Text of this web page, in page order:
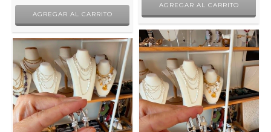
AGREGAR AL CARRITO